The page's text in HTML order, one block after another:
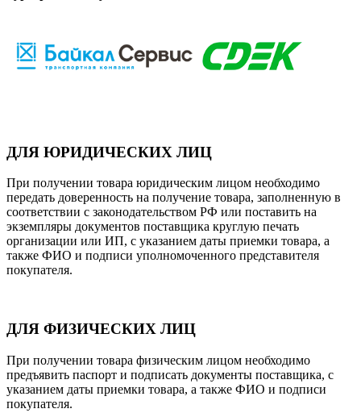
ДЛЯ ЮРИДИЧЕСКИХ ЛИЦ
При получении товара юридическим лицом необходимо
передать доверенность на получение товара, заполненную в
соответствии с законодательством РФ или поставить на
экземпляры документов поставщика круглую печать
организации или ИП, с указанием даты приемки товара, а
также ФИО и подписи уполномоченного представителя
покупателя.
ДЛЯ ФИЗИЧЕСКИХ ЛИЦ
При получении товара физическим лицом необходимо
предъявить паспорт и подписать документы поставщика, с
указанием даты приемки товара, а также ФИО и подписи
покупателя.